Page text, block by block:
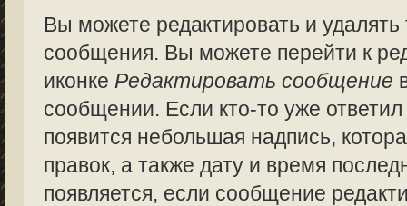
Вы можете редактировать и
сообщения. Вы можете перейти к
иконке Редактировать сообщение
сообщении. Если кто-то уже
появится небольшая надпись,
правок, а также дату и время
появляется, если сообщение